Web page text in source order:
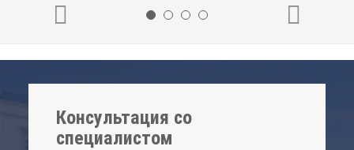
Консультация со
специалистом